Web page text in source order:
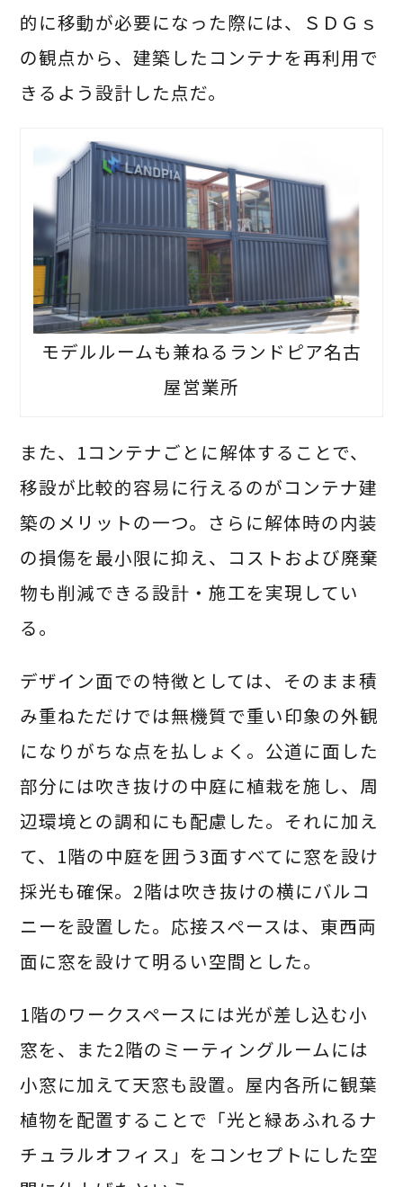
的に移動が必要になった際には、ＳＤＧｓ
の観点から、建築したコンテナを再利用で
きるよう設計した点だ。
モデルルームも兼ねるランドピア名古
屋営業所
また、1コンテナごとに解体することで、
移設が比較的容易に行えるのがコンテナ建
築のメリットの一つ。さらに解体時の内装
の損傷を最小限に抑え、コストおよび廃棄
物も削減できる設計・施工を実現してい
る。
デザイン面での特徴としては、そのまま積
み重ねただけでは無機質で重い印象の外観
になりがちな点を払しょく。公道に面した
部分には吹き抜けの中庭に植栽を施し、周
辺環境との調和にも配慮した。それに加え
て、1階の中庭を囲う3面すべてに窓を設け
採光も確保。2階は吹き抜けの横にバルコ
ニーを設置した。応接スペースは、東西両
面に窓を設けて明るい空間とした。
1階のワークスペースには光が差し込む小
窓を、また2階のミーティングルームには
小窓に加えて天窓も設置。屋内各所に観葉
植物を配置することで「光と緑あふれるナ
チュラルオフィス」をコンセプトにした空